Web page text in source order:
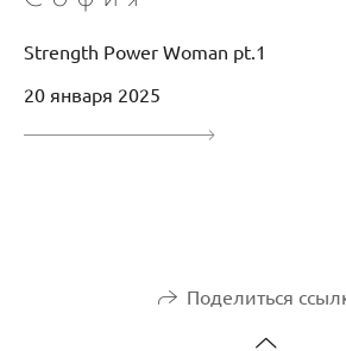
Strength Power Woman pt.1
20 января 2025
Поделиться